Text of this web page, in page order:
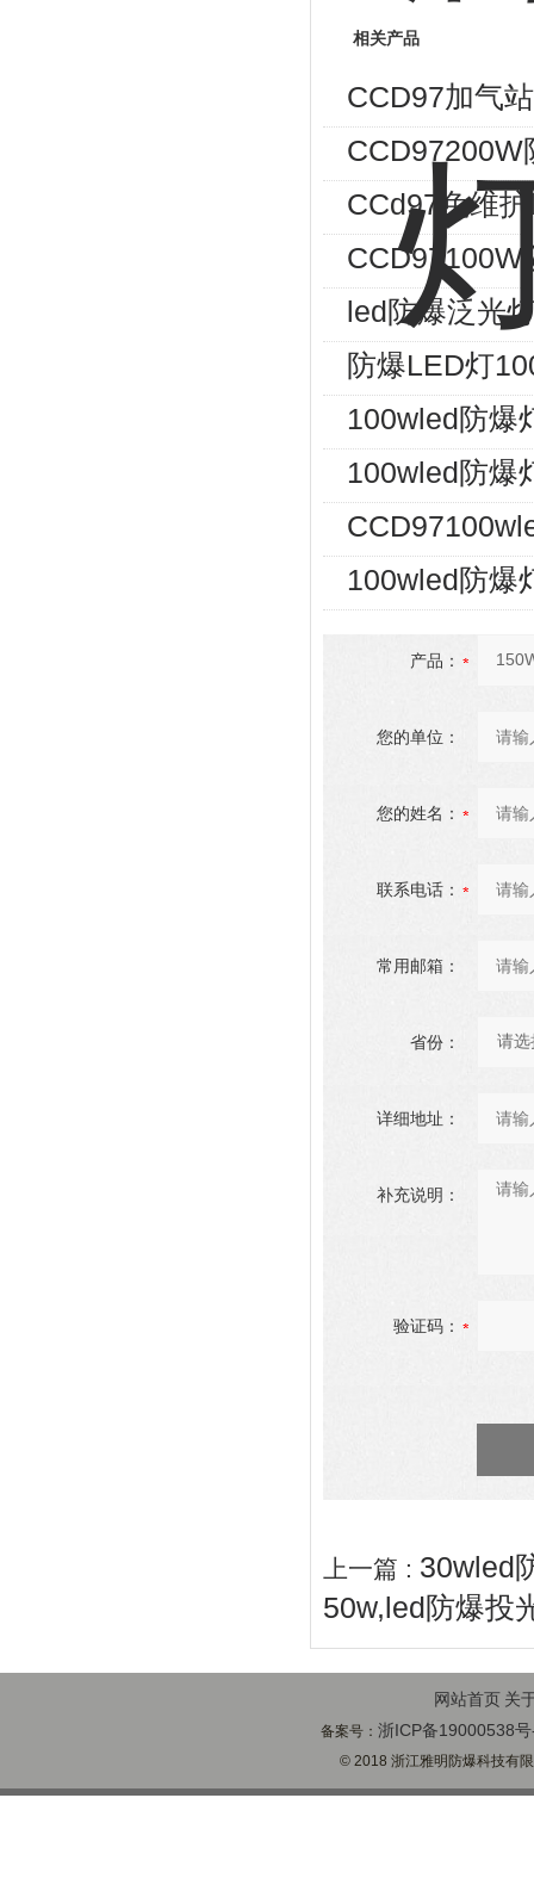
相关产品
CCD97加气
CCD97200W
CCd97免维
CCD97100W
led防爆泛光
防爆LED灯
100wled防爆
100wled防爆
100wled防爆
产品：
您的单位：
您的姓名：
联系电话：
常用邮箱：
省份：
详细地址：
补充说明：
验证码：
上一篇 : 30wled
50w,led防爆投
网站首页 关
备案号：浙ICP备19000538
© 2018 浙江雅明防爆科技有